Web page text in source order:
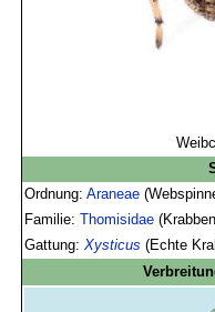
Ordnung:Araneae
Familie:Thomisidae
Gattung:Xysticus (Echte